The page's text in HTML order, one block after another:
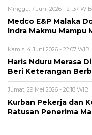
Minggu, 7 Juni 2026 - 21:37 WIB
Medco E&P Malaka
Indra Makmu Mampu
Kamis, 4 Juni 2026 - 22:07 WIB
Haris Nduru Merasa
Beri Keterangan
Jumat, 29 Mei 2026 - 20:18 WIB
Kurban Pekerja dan
Ratusan Penerima